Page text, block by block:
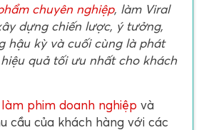
chuyên nghiệp, làm Viral
dựng chiến lược, ý tưởng,
hậu kỳ và cuối cùng là phát
quả tối ưu nhất cho khách
làm phim doanh nghiệp và
cầu của khách hàng với các